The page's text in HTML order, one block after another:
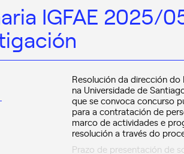
IGFAE 2025/
Resolución da dirección do
na Universidade de
que se convoca concurso
para a contratación de
marco de actividades e
resolución a través do
Prazo de presentación de